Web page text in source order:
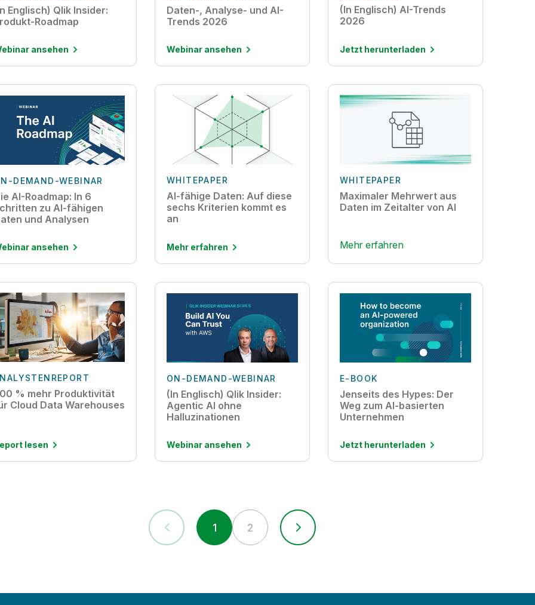
Englisch) Qlik Insider:
Roadmap
ansehen
Daten-, Analyse- und AI-
Trends 2026
Webinar ansehen
(In Englisch) AI-Trends
2026
Jetzt herunterladen
DEMAND-WEBINAR
AI-Roadmap: In 6
zu AI-fähigen
und Analysen
ansehen
WHITEPAPER
AI-fähige Daten: Auf diese
sechs Kriterien kommt es
an
Mehr erfahren
WHITEPAPER
Maximaler Mehrwert aus
Daten im Zeitalter von AI
Mehr erfahren
% mehr Produktivität
Cloud Data Warehouses
lesen
ON-DEMAND-WEBINAR
(In Englisch) Qlik Insider:
Agentic AI ohne
Halluzinationen
Webinar ansehen
E-BOOK
Jenseits des Hypes: Der
Weg zum AI-basierten
Unternehmen
Jetzt herunterladen
1 2